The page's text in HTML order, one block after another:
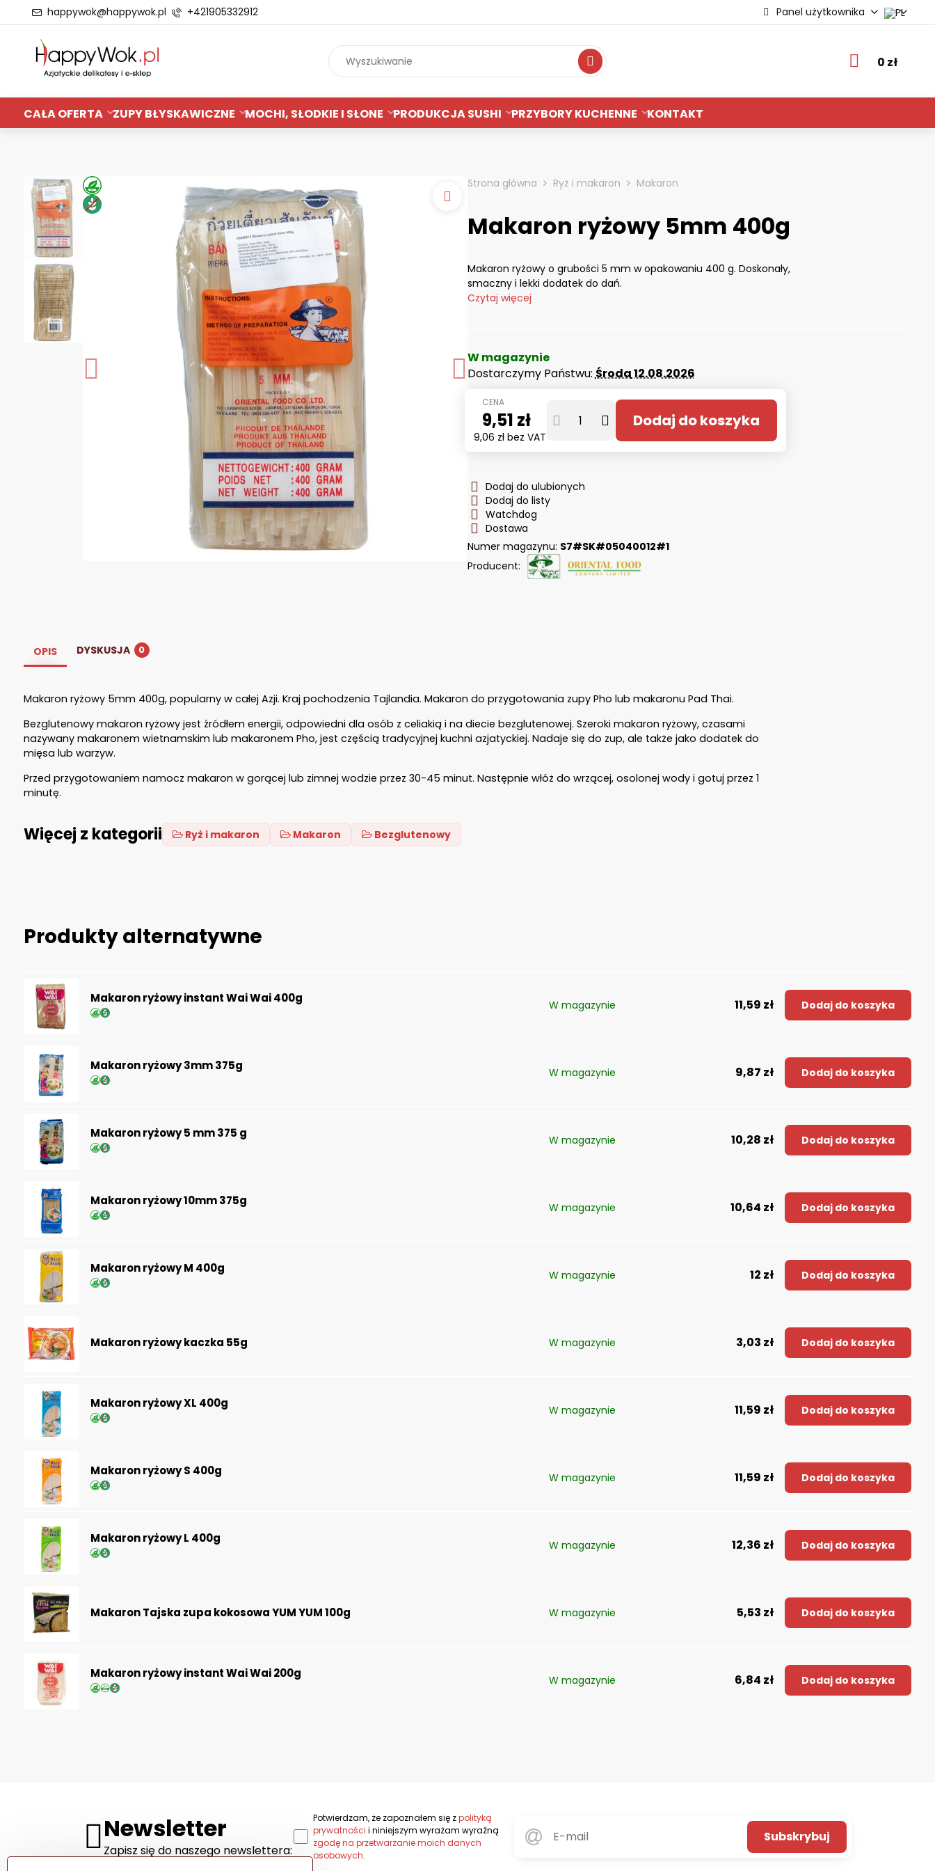
happywok@happywok.pl +421905332912 Panel użytkownika
Wyszukiwanie 0 zł
CAŁA OFERTA ZUPY BŁYSKAWICZNE MOCHI, SŁODKIE I SŁONE PRODUKCJA SUSHI PRZYBORY KUCHENNE KONTAKT
Strona główna Ryż i makaron Makaron
Makaron ryżowy 5mm 400g
Makaron ryżowy o grubości 5 mm w opakowaniu 400 g. Doskonały,
smaczny i lekki dodatek do dań.
Czytaj więcej
W magazynie
Dostarczymy Państwu:Środa12.08.2026
9,51 zł
9,06 zł bez VAT
Dodaj do koszyka
Dodaj do ulubionych
Dodaj do listy
Watchdog
Dostawa
Numer magazynu: S7#SK#05040012#1
Producent:
OPIS DYSKUSJA 0
Makaron ryżowy 5mm 400g, popularny w całej Azji. Kraj pochodzenia Tajlandia. Makaron do przygotowania zupy Pho lub makaronu Pad Thai.
Bezglutenowy makaron ryżowy jest źródłem energii, odpowiedni dla osób z celiakią i na diecie bezglutenowej. Szeroki makaron ryżowy, czasami
nazywany makaronem wietnamskim lub makaronem Pho, jest częścią tradycyjnej kuchni azjatyckiej. Nadaje się do zup, ale także jako dodatek do
mięsa lub warzyw.
Przed przygotowaniem namocz makaron w gorącej lub zimnej wodzie przez 30-45 minut. Następnie włóż do wrzącej, osolonej wody i gotuj przez 1
minutę.
Więcej z kategorii Ryż i makaron Makaron Bezglutenowy
Produkty alternatywne
Makaron ryżowy instant Wai Wai 400g W magazynie 11,59 zł Dodaj do koszyka
Makaron ryżowy 3mm 375g W magazynie 9,87 zł Dodaj do koszyka
Makaron ryżowy 5 mm 375 g W magazynie 10,28 zł Dodaj do koszyka
Makaron ryżowy 10mm 375g W magazynie 10,64 zł Dodaj do koszyka
Makaron ryżowy M 400g W magazynie 12 zł Dodaj do koszyka
Makaron ryżowy kaczka 55g W magazynie 3,03 zł Dodaj do koszyka
Makaron ryżowy XL 400g W magazynie 11,59 zł Dodaj do koszyka
Makaron ryżowy S 400g W magazynie 11,59 zł Dodaj do koszyka
Makaron ryżowy L 400g W magazynie 12,36 zł Dodaj do koszyka
Makaron Tajska zupa kokosowa YUM YUM 100g W magazynie 5,53 zł Dodaj do koszyka
Makaron ryżowy instant Wai Wai 200g W magazynie 6,84 zł Dodaj do koszyka
Newsletter
Zapisz się do naszego newslettera:
Subskrybuj
Potwierdzam, że zapoznałem się zpolityką
prywatności i niniejszym wyrażam wyraźną
zgodę na przetwarzanie moich danych
osobowych.